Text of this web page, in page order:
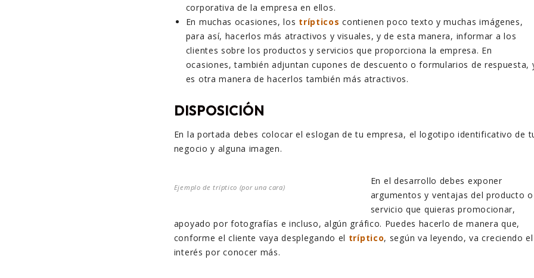
corporativa de la empresa en ellos.
En muchas ocasiones, los trípticos contienen poco texto y muchas imágenes,
para así, hacerlos más atractivos y visuales, y de esta manera, informar a los
clientes sobre los productos y servicios que proporciona la empresa. En
ocasiones, también adjuntan cupones de descuento o formularios de respuesta,
es otra manera de hacerlos también más atractivos.
DISPOSICIÓN
En la portada debes colocar el eslogan de tu empresa, el logotipo identificativo de
negocio y alguna imagen.
Ejemplo de tríptico (por una cara)
En el desarrollo debes exponer
argumentos y ventajas del producto o
servicio que quieras promocionar,
apoyado por fotografías e incluso, algún gráfico. Puedes hacerlo de manera que,
conforme el cliente vaya desplegando el tríptico, según va leyendo, va creciendo el
interés por conocer más.